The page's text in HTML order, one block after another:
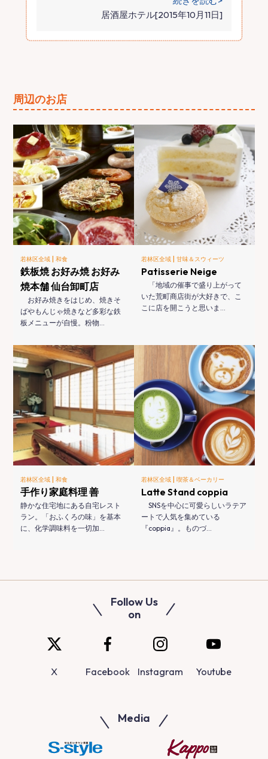
居酒屋ホテル[2015年10月11日]
周辺のお店
若林区全域 |和食
鉄板焼 お好み焼 お好み
焼本舗 仙台卸町店
お好み焼きをはじめ、焼きそ
ばやもんじゃ焼きなど多彩な鉄
板メニューが自慢。粉物…
若林区全域 | 甘味＆スウィーツ
Patisserie Neige
「地域の催事で盛り上がって
いた荒町商店街が大好きで、こ
こに店を開こうと思いま…
若林区全域 |和食
手作り家庭料理 善
静かな住宅地にある自宅レスト
ラン。「おふくろの味」を基本
に、化学調味料を一切加…
若林区全域 | 喫茶＆ベーカリー
Latte Stand coppia
SNSを中心に可愛らしいラテア
ートで人気を集めている
『coppia』。ものづ…
Follow Us
on
X Facebook Instagram Youtube
Media